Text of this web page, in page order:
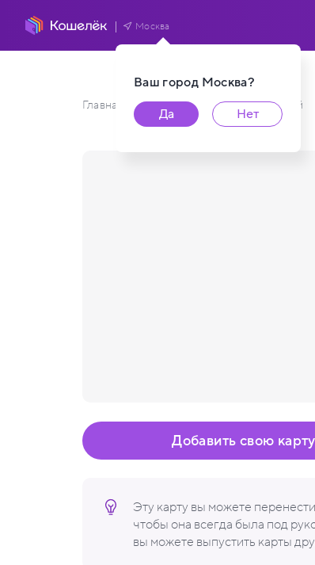
Ваш город Москва?
Да
Нет
Москва
Главная / Каталог карт пользователей
Эту карту вы можете
чтобы она всегда была под
вы можете выпустить карты
Добавить свою